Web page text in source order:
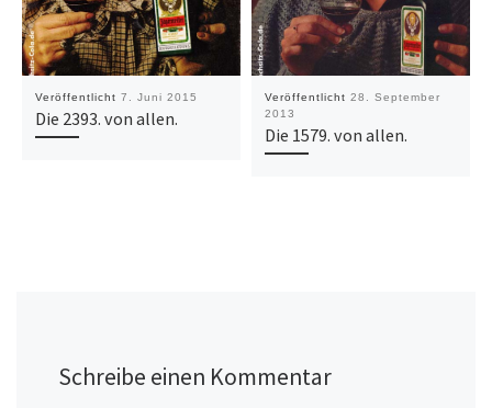
Veröffentlicht 7. Juni 2015
Die 2393. von allen.
Veröffentlicht 28. September
2013
Die 1579. von allen.
Schreibe einen Kommentar